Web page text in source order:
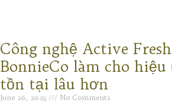
Công nghệ Active
BonnieCo làm cho hiệu
tồn tại lâu hơn
June 26, 2025 No Comments